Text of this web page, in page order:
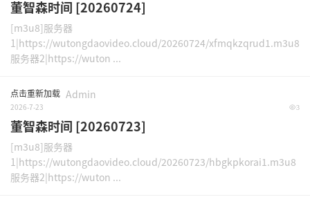
董智森时间 [20260724]
[m3u8]服务器
1|https://wutongdaovideo.cloud/20260724/xfmqkzqrud1.m3u8
服务器2|https://wuton ...
点击重新加载 Admin
2026-7-23 3
董智森时间 [20260723]
[m3u8]服务器
1|https://wutongdaovideo.cloud/20260723/hbgkpkorai1.m3u8
服务器2|https://wuton ...